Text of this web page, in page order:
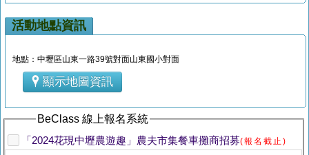
活動地點資訊
地點：中壢區山東一路39號對面山東國小對面
顯示地圖資訊
BeClass 線上報名系統
「2024花現中壢農遊趣」農夫市集餐車攤商招募(報名截止)